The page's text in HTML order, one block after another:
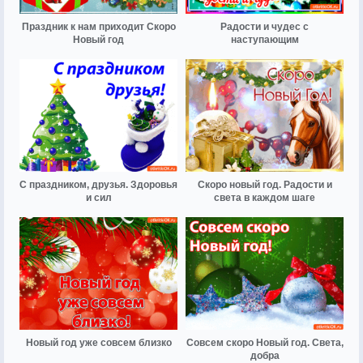
Праздник к нам приходит Скоро
Новый год
Радости и чудес с
наступающим
С праздником, друзья. Здоровья
и сил
Скоро новый год. Радости и
света в каждом шаге
Новый год уже совсем близко
Совсем скоро Новый год. Света,
добра